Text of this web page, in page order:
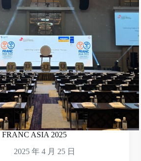
FRANC ASIA 2025
2025 年 4 月 25 日